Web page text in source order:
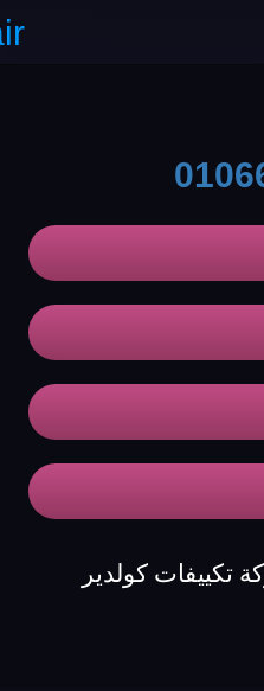
تكييفات كولدير